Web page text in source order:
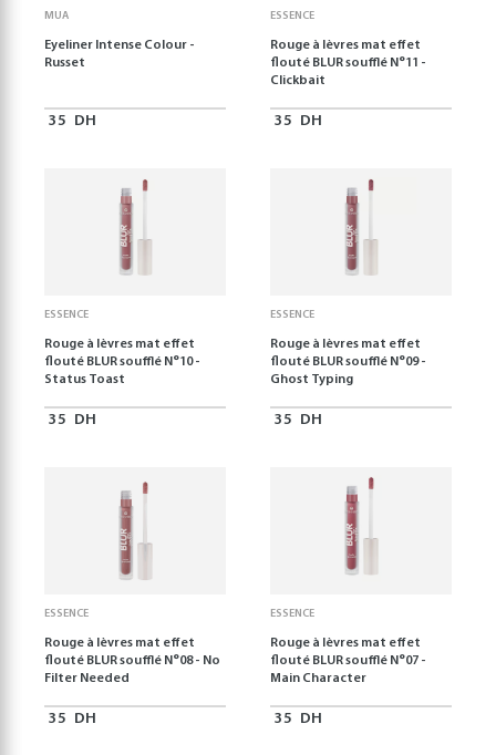
MUA
Eyeliner Intense Colour -
Russet
35 DH
ESSENCE
Rouge à lèvres mat effet
flouté BLUR soufflé N°11 -
Clickbait
35 DH
ESSENCE
Rouge à lèvres mat effet
flouté BLUR soufflé N°10 -
Status Toast
35 DH
ESSENCE
Rouge à lèvres mat effet
flouté BLUR soufflé N°09 -
Ghost Typing
35 DH
ESSENCE
Rouge à lèvres mat effet
flouté BLUR soufflé N°08 - No
Filter Needed
35 DH
ESSENCE
Rouge à lèvres mat effet
flouté BLUR soufflé N°07 -
Main Character
35 DH